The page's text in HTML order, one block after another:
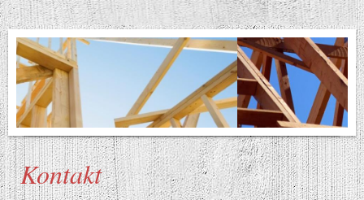
Kontakt